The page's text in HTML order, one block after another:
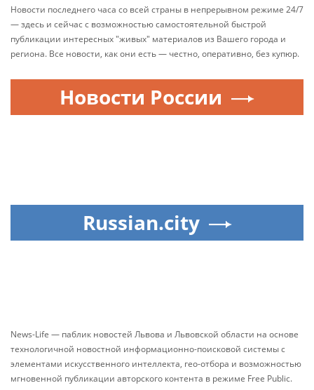
Новости последнего часа со всей страны в непрерывном режиме 24/7
— здесь и сейчас с возможностью самостоятельной быстрой
публикации интересных "живых" материалов из Вашего города и
региона. Все новости, как они есть — честно, оперативно, без купюр.
Новости России
Russian.city
News-Life — паблик новостей Львова и Львовской области на основе
технологичной новостной информационно-поисковой системы с
элементами искусственного интеллекта, гео-отбора и возможностью
мгновенной публикации авторского контента в режиме Free Public.